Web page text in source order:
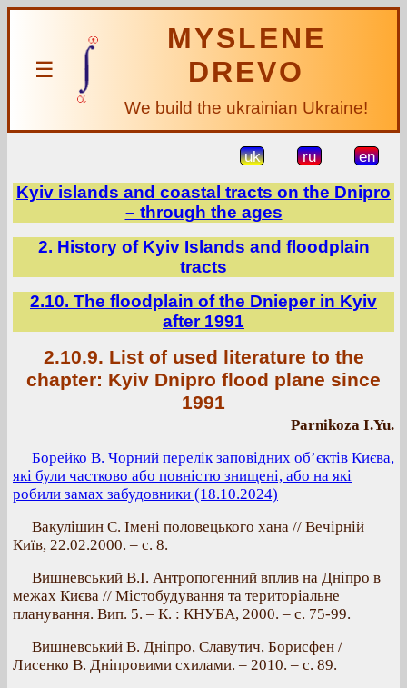
☰
MYSLENE
DREVO
We build the ukrainian Ukraine!
uk ru en
Kyiv islands and coastal tracts on the Dnipro
– through the ages
2. History of Kyiv Islands and floodplain
tracts
2.10. The floodplain of the Dnieper in Kyiv
after 1991
2.10.9. List of used literature to the
chapter: Kyiv Dnipro flood plane since
1991
Parnikoza I.Yu.
Борейко В. Чорний перелік заповідних об’єктів Києва,
які були частково або повністю знищені, або на які
робили замах забудовники (18.10.2024)
Вакулішин С. Імені половецького хана // Вечірній
Київ, 22.02.2000. – с. 8.
Вишневський В.І. Антропогенний вплив на Дніпро в
межах Києва // Містобудування та територіальне
планування. Вип. 5. – К. : КНУБА, 2000. – с. 75-99.
Вишневський В. Дніпро, Славутич, Борисфен /
Лисенко В. Дніпровими схилами. – 2010. – с. 89.